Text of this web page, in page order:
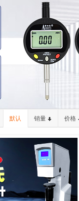
默认 销量 价格